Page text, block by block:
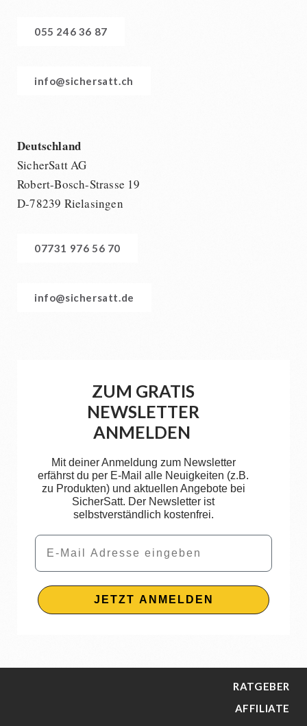
055 246 36 87
info@sichersatt.ch
Deutschland
SicherSatt AG
Robert-Bosch-Strasse 19
D-78239 Rielasingen
07731 976 56 70
info@sichersatt.de
ZUM GRATIS
NEWSLETTER
ANMELDEN
Mit deiner Anmeldung zum Newsletter
erfährst du per E-Mail alle Neuigkeiten (z.B.
zu Produkten) und aktuellen Angebote bei
SicherSatt. Der Newsletter ist
selbstverständlich kostenfrei.
Email
JETZT ANMELDEN
RATGEBER
AFFILIATE